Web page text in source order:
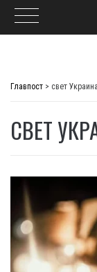
Главпост > свет Украина
СВЕТ